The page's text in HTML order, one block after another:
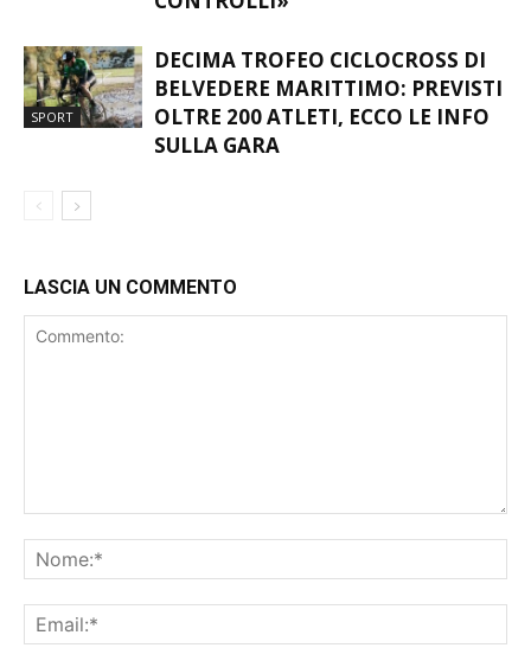
SPORT
DECIMA TROFEO CICLOCROSS DI
BELVEDERE MARITTIMO: PREVISTI
OLTRE 200 ATLETI, ECCO LE INFO
SULLA GARA
LASCIA UN COMMENTO